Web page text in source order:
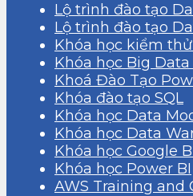
Lộ trình đào tạo
Lộ trình đào tạo
Khóa học kiểm
Khóa học Big
Khoá Đào Tạo
Khóa đào tạo SQL
Khóa học Data
Khóa học Data
Khóa học Google
Khóa học Power BI
AWS Training and